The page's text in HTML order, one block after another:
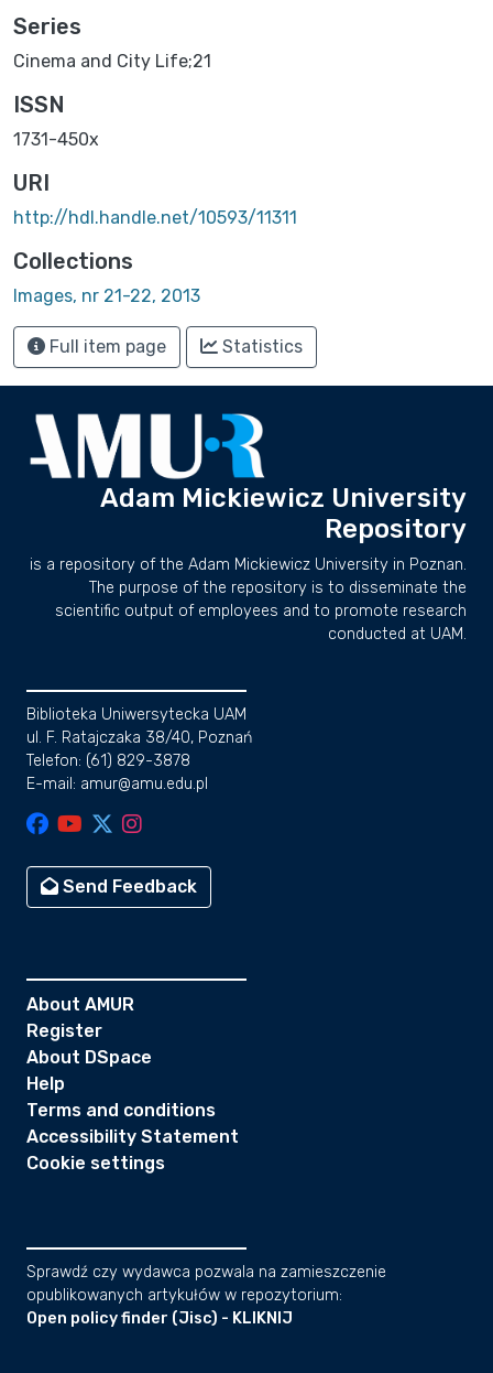
Series
Cinema and City Life;21
ISSN
1731-450x
URI
http://hdl.handle.net/10593/11311
Collections
Images, nr 21-22, 2013
Full item page Statistics
Adam Mickiewicz University
Repository
is a repository of the Adam Mickiewicz University in Poznan.
The purpose of the repository is to disseminate the
scientific output of employees and to promote research
conducted at UAM.
Biblioteka Uniwersytecka UAM
ul. F. Ratajczaka 38/40, Poznań
Telefon: (61) 829-3878
E-mail: amur@amu.edu.pl
Send Feedback
About AMUR
Register
About DSpace
Help
Terms and conditions
Accessibility Statement
Cookie settings
Sprawdź czy wydawca pozwala na zamieszczenie
opublikowanych artykułów w repozytorium:
Open policy finder (Jisc) - KLIKNIJ